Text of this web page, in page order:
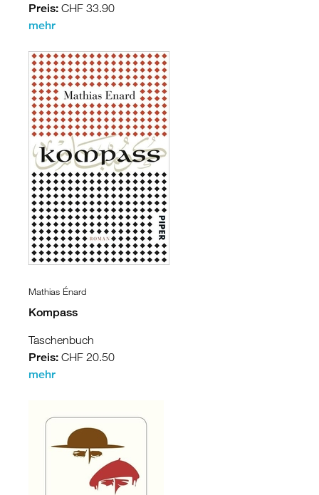
Preis: CHF 33.90
mehr
Mathias Énard
Kompass
Taschenbuch
Preis: CHF 20.50
mehr